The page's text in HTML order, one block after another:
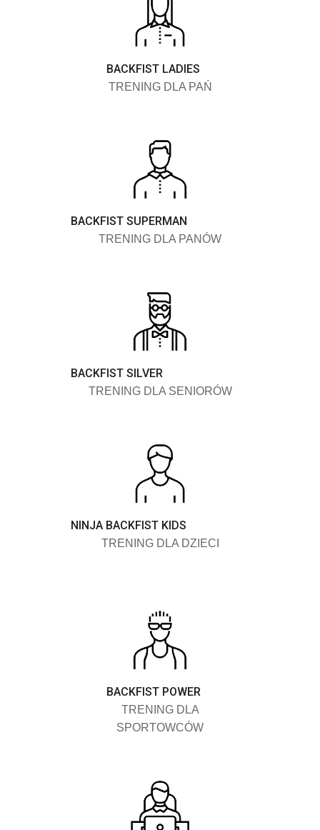
BACKFIST LADIES
TRENING DLA PAŃ
BACKFIST SUPERMAN
TRENING DLA PANÓW
BACKFIST SILVER
TRENING DLA SENIORÓW
NINJA BACKFIST KIDS
TRENING DLA DZIECI
BACKFIST POWER
TRENING DLA
SPORTOWCÓW